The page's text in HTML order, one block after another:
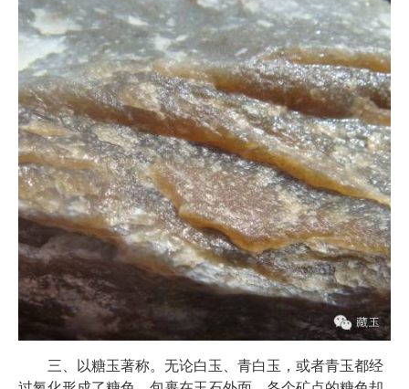
三、以糖玉著称。无论白玉、青白玉，或者青玉都经